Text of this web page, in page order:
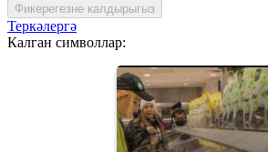
Фикерегезне калдырыгыз
Теркәлергә
Калган символлар: